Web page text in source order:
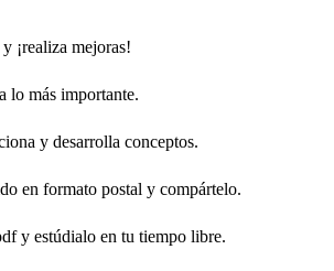
y ¡realiza mejoras!
lo más importante.
y desarrolla conceptos.
en formato postal y compártelo.
y estúdialo en tu tiempo libre.